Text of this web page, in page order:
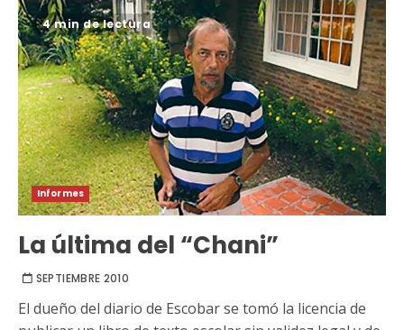
4 min de lectura
Informes
La última del “Chani”
SEPTIEMBRE 2010
El dueño del diario de Escobar se tomó la licencia de